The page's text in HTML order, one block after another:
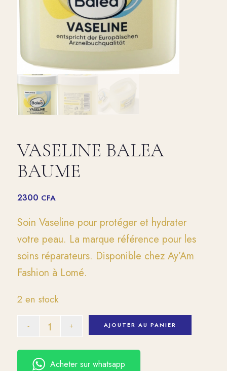
VASELINE BALEA
BAUME
2300 CFA
Soin Vaseline pour protéger et hydrater
votre peau. La marque référence pour les
soins réparateurs. Disponible chez Ay’Am
Fashion à Lomé.
2 en stock
AJOUTER AU PANIER
Acheter sur whatsapp